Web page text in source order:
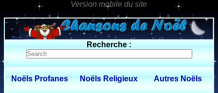
0 $limitbot 1 $limittot 2
Recherche :
Noëls Profanes Noëls Religieux Autres Noëls